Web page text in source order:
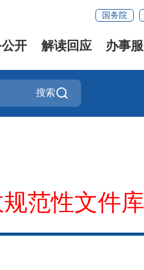
国务院
开 解读回应 办事
搜索
范性文件库